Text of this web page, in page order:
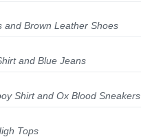
and Brown Leather Shoes
and Blue Jeans
Shirt and Ox Blood Sneakers
Tops